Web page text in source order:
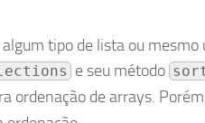
tipo de lista ou mesmo
e seu método
ordenação de arrays.